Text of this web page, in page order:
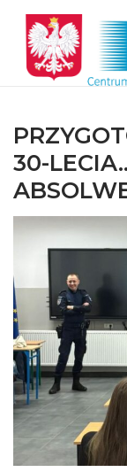
O nas
Oferta
LO SMS Talent
Strefa rodzica
Strefa ucznia
Bursa/Internat
30-